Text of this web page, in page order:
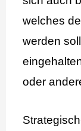
welches
werden
oder